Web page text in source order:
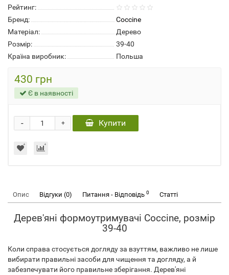
Рейтинг:
Бренд:
Coccine
Матеріал:
Дерево
Розмір:
39-40
Країна виробник:
Польша
430 грн
Є в наявності
+
- Купити
Опис Відгуки (0) Питання - Відповідь 0 Статті
Дерев'яні формоутримувачі Coccine, розмір
39-40
Коли справа стосується догляду за взуттям, важливо не лише
вибирати правильні засоби для чищення та догляду, а й
забезпечувати його правильне зберігання. Дерев'яні